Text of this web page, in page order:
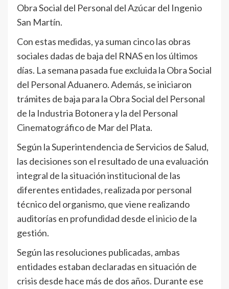
Obra Social del Personal del Azúcar del Ingenio
San Martín.
Con estas medidas, ya suman cinco las obras
sociales dadas de baja del RNAS en los últimos
días. La semana pasada fue excluida la Obra Social
del Personal Aduanero. Además, se iniciaron
trámites de baja para la Obra Social del Personal
de la Industria Botonera y la del Personal
Cinematográfico de Mar del Plata.
Según la Superintendencia de Servicios de Salud,
las decisiones son el resultado de una evaluación
integral de la situación institucional de las
diferentes entidades, realizada por personal
técnico del organismo, que viene realizando
auditorías en profundidad desde el inicio de la
gestión.
Según las resoluciones publicadas, ambas
entidades estaban declaradas en situación de
crisis desde hace más de dos años. Durante ese